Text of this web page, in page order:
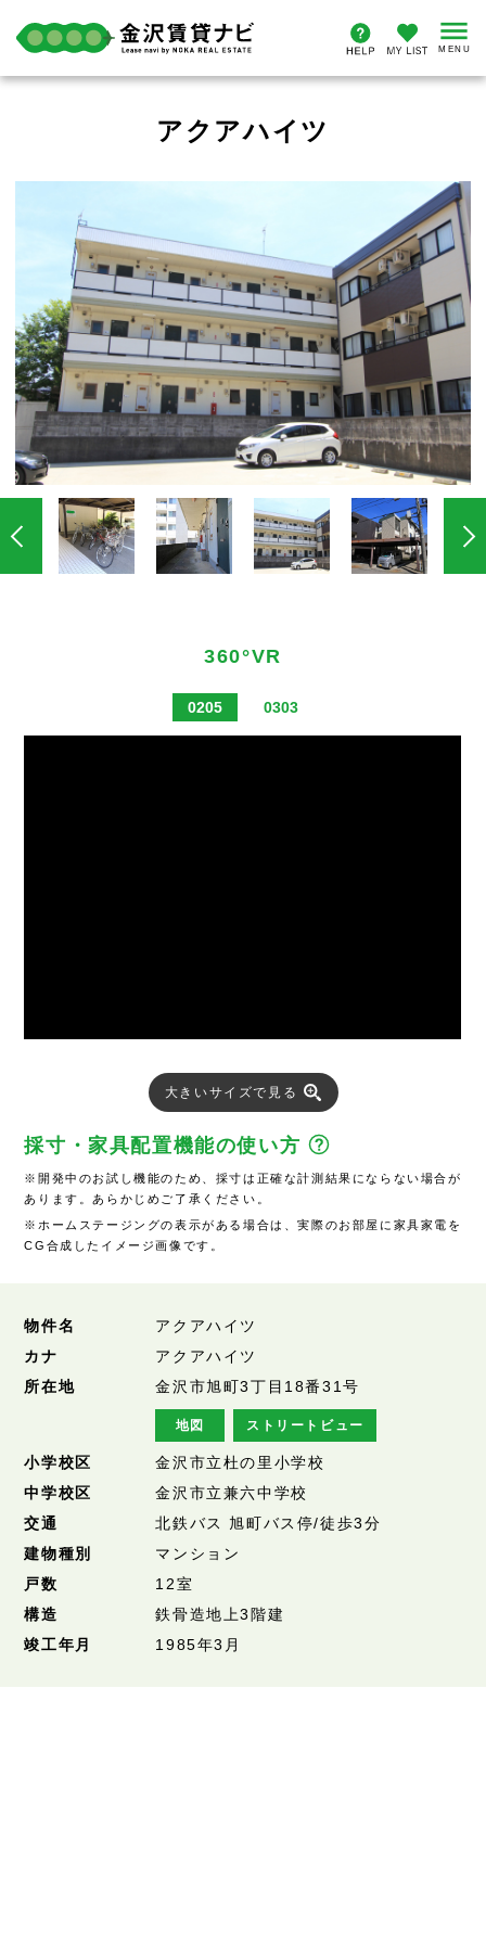
アクアハイツ
360°VR
0205 0303
大きいサイズで見る
採寸・家具配置機能の使い方
※開発中のお試し機能のため、採寸は正確な計測結果にならない場合が
あります。あらかじめご了承ください。
※ホームステージングの表示がある場合は、実際のお部屋に家具家電を
CG合成したイメージ画像です。
物件名
アクアハイツ
カナ
アクアハイツ
所在地
金沢市旭町3丁目18番31号
地図 ストリートビュー
小学校区
金沢市立杜の里小学校
中学校区
金沢市立兼六中学校
交通
北鉄バス 旭町バス停/徒歩3分
建物種別
マンション
戸数
12室
構造
鉄骨造地上3階建
竣工年月
1985年3月